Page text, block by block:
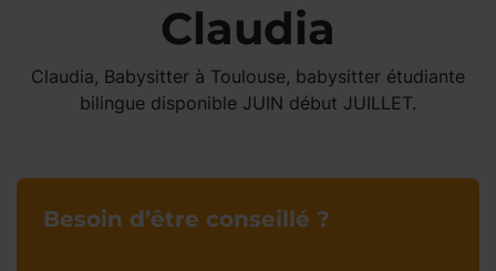
Claudia
Claudia, Babysitter à Toulouse, babysitter étudiante
bilingue disponible JUIN début JUILLET.
Besoin d’être conseillé ?